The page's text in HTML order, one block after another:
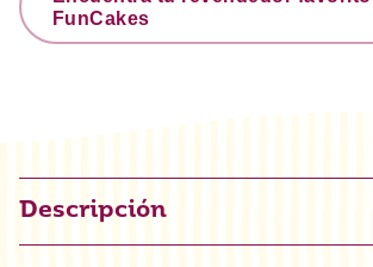
FunCakes
Descripción